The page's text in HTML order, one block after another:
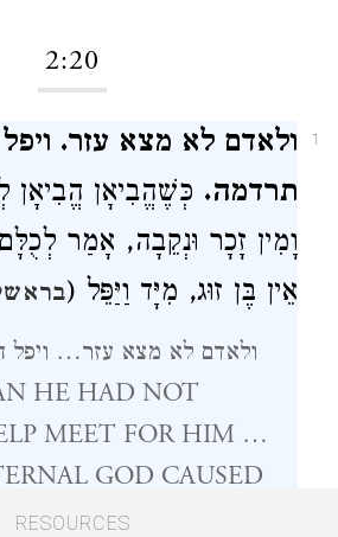
2:20
1
ולאדם לא מצא עזר.
תרדמה. כְּשֶׁהֱבִיאָן הֱבִיאָן
וָמִין זָכָר וּנְקֵבָה, אָמַר
אֵין בֶּן זוּג, מִיָּד וַיַּפֵּל (
ולאדם לא מצא עזר…
HE HAD NOT
MEET FOR HIM …
GOD CAUSED
SLEEP TO FALL
RESOURCES